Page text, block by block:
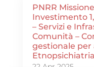
PNRR
Investimento
– Servizi e
Comunità –
gestionale per
Etnopsichiatria